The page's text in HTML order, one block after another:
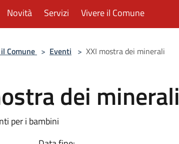
Novità Servizi Vivere il Comune
Comune > Eventi > XXI mostra dei minerali
dei minerali
per i bambini